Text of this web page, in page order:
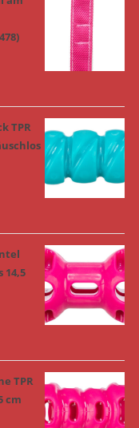
TPR
14,5
TPR
cm